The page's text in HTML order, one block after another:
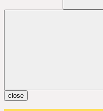
close